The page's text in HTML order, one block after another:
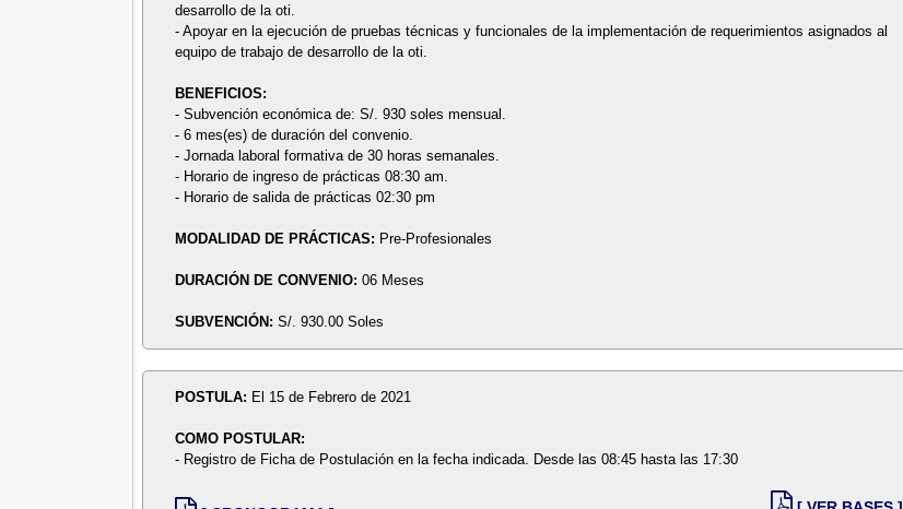
desarrollo de la oti.
- Apoyar en la ejecución de pruebas técnicas y funcionales de la implementación de requerimientos asignados al
equipo de trabajo de desarrollo de la oti.
BENEFICIOS:
- Subvención económica de: S/. 930 soles mensual.
- 6 mes(es) de duración del convenio.
- Jornada laboral formativa de 30 horas semanales.
- Horario de ingreso de prácticas 08:30 am.
- Horario de salida de prácticas 02:30 pm
MODALIDAD DE PRÁCTICAS: Pre-Profesionales
DURACIÓN DE CONVENIO:06 Meses
SUBVENCIÓN:S/. 930.00 Soles
POSTULA: El 15 de Febrero de 2021
COMO POSTULAR:
- Registro de Ficha de Postulación en la fecha indicada. Desde las 08:45 hasta las 17:30